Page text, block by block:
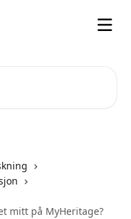
mitt på MyHeritage?